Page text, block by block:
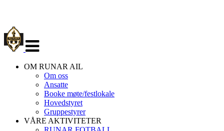
navigasjon
OM RUNAR AIL
Om oss
Ansatte
Booke møte/festlokale
Hovedstyret
Gruppestyrer
VÅRE AKTIVITETER